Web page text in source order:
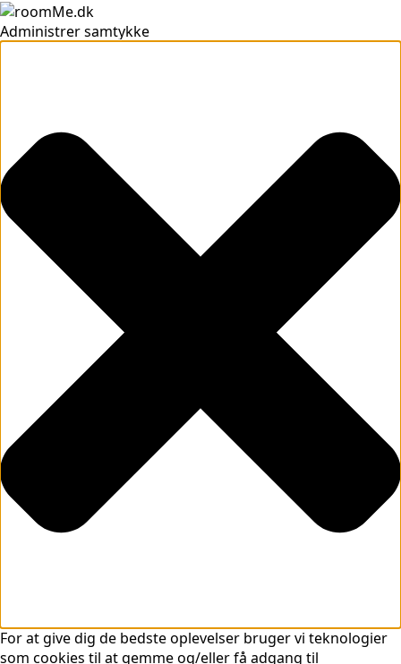
Administrer samtykke
For at give dig de bedste oplevelser bruger vi teknologier
som cookies til at gemme og/eller få adgang til